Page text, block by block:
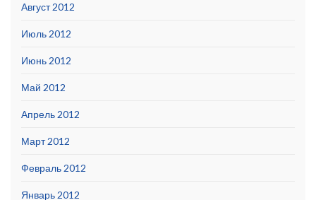
Август 2012
Июль 2012
Июнь 2012
Май 2012
Апрель 2012
Март 2012
Февраль 2012
Январь 2012